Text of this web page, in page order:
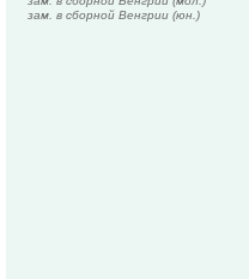
зам. в сборной Венгрии (юн.)